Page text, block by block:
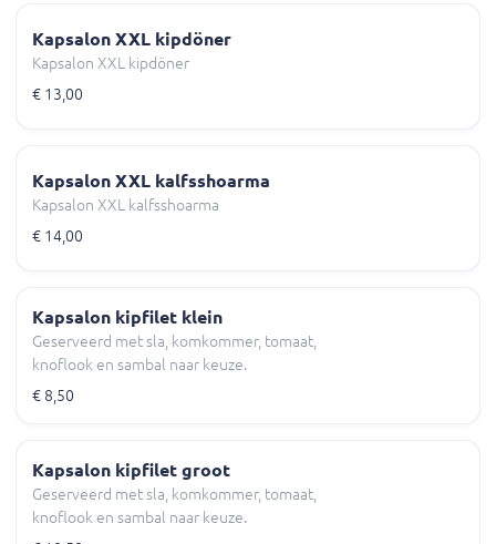
Kapsalon XXL kipdöner
Kapsalon XXL kipdöner
€ 13,00
Kapsalon XXL kalfsshoarma
Kapsalon XXL kalfsshoarma
€ 14,00
Kapsalon kipfilet klein
Geserveerd met sla, komkommer, tomaat,
knoflook en sambal naar keuze.
€ 8,50
Kapsalon kipfilet groot
Geserveerd met sla, komkommer, tomaat,
knoflook en sambal naar keuze.